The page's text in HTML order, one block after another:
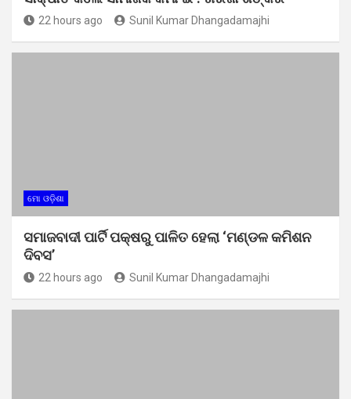
22 hours ago Sunil Kumar Dhangadamajhi
ମୋ ଓଡ଼ିଶା
ସମାଜବାଦୀ ପାର୍ଟି ପକ୍ଷରୁ ପାଳିତ ହେଲା ‘ମଣ୍ଡଳ କମିଶନ
ଦିବସ’
22 hours ago Sunil Kumar Dhangadamajhi